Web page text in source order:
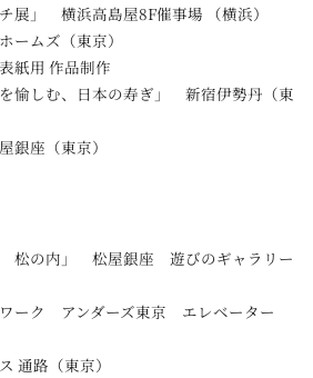
展」 横浜高島屋8F催事場 （横浜）
ームズ（東京）
紙用 作品制作
愉しむ、日本の寿ぎ」 新宿伊勢丹（東
銀座（東京）
松の内」 松屋銀座 遊びのギャラリー
ーク アンダーズ東京 エレベーター
通路（東京）